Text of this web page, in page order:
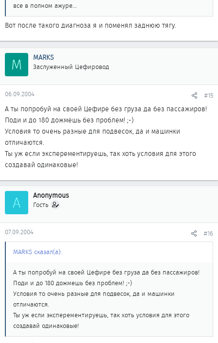
все в полном ажуре...
Вот после такого диагноза я и поменял заднюю тягу.
M MARKS
Заслуженный Цефировод
06.09.2004 #15
А ты попробуй на своей Цефире без груза да без пассажиров!
Поди и до 180 дожмешь без проблем! ;-)
Условия то очень разные для подвесок, да и машинки
отличаются.
Ты уж если эксперементируешь, так хоть условия для этого
создавай одинаковые!
A Anonymous
Гость
07.09.2004 #16
MARKS сказал(а):
А ты попробуй на своей Цефире без груза да без пассажиров!
Поди и до 180 дожмешь без проблем! ;-)
Условия то очень разные для подвесок, да и машинки
отличаются.
Ты уж если эксперементируешь, так хоть условия для этого
создавай одинаковые!